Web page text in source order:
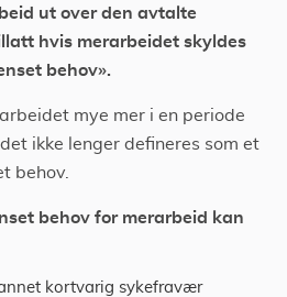
ut over den avtalte
hvis merarbeidet skyldes
behov».
mye mer i en periode
ikke lenger defineres som et
behov.
behov for merarbeid kan
kortvarig sykefravær